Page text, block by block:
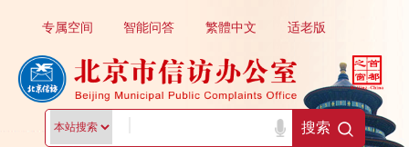
搜索
繁體中文
专属空间 适老版
智能问答